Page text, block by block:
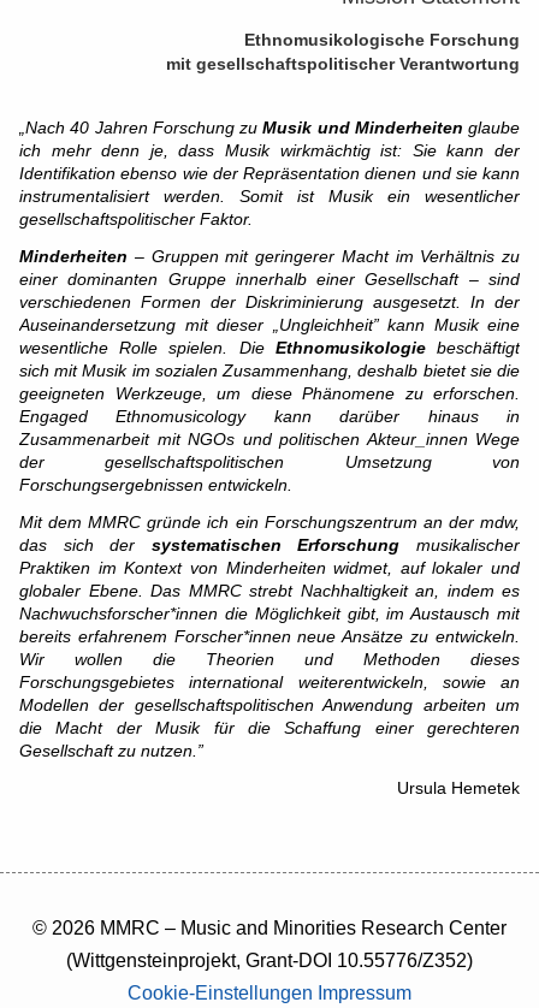
Ethnomusikologische Forschung
mit gesellschaftspolitischer Verantwortung
„Nach 40 Jahren Forschung zuMusik und Minderheiten glaube
ich mehr denn je, dass Musik wirkmächtig ist: Sie kann der
Identifikation ebenso wie der Repräsentation dienen und sie kann
instrumentalisiert werden. Somit ist Musik ein wesentlicher
gesellschaftspolitischer Faktor.
Minderheiten – Gruppen mit geringerer Macht im Verhältnis zu
einer dominanten Gruppe innerhalb einer Gesellschaft – sind
verschiedenen Formen der Diskriminierung ausgesetzt. In der
Auseinandersetzung mit dieser „Ungleichheit” kann Musik eine
wesentliche Rolle spielen. Die Ethnomusikologiebeschäftigt
sich mit Musik im sozialen Zusammenhang, deshalb bietet sie die
geeigneten Werkzeuge, um diese Phänomene zu erforschen.
Engaged Ethnomusicology kann darüber hinaus in
Zusammenarbeit mit NGOs und politischen Akteur_innen Wege
der gesellschaftspolitischen Umsetzung von
Forschungsergebnissen entwickeln.
Mit dem MMRC gründe ich ein Forschungszentrum an der mdw,
das sich der systematischen Erforschung musikalischer
Praktiken im Kontext von Minderheiten widmet, auf lokaler und
globaler Ebene. Das MMRC strebt Nachhaltigkeit an, indem es
Nachwuchsforscher*innen die Möglichkeit gibt, im Austausch mit
bereits erfahrenem Forscher*innen neue Ansätze zu entwickeln.
Wir wollen die Theorien und Methoden dieses
Forschungsgebietes international weiterentwickeln, sowie an
Modellen der gesellschaftspolitischen Anwendung arbeiten um
die Macht der Musik für die Schaffung einer gerechteren
Gesellschaft zu nutzen.”
Ursula Hemetek
© 2026 MMRC – Music and Minorities Research Center
(Wittgensteinprojekt, Grant-DOI 10.55776/Z352)
Cookie-Einstellungen Impressum